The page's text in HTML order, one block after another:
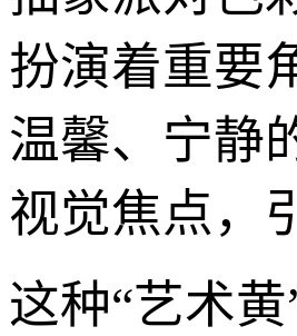
扮演着重要
温馨、宁静
视觉焦点，
这种“艺术